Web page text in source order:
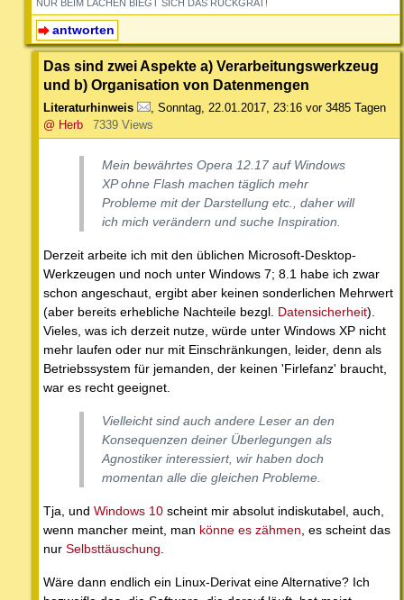
NUR BEIM LACHEN BIEGT SICH DAS RÜCKGRAT!
antworten
Das sind zwei Aspekte a) Verarbeitungswerkzeug
und b) Organisation von Datenmengen
Literaturhinweis Sonntag, 22.01.2017, 23:16 vor 3485 Tagen
@ Herb
7339 Views
Mein bewährtes Opera 12.17 auf Windows
XP ohne Flash machen täglich mehr
Probleme mit der Darstellung etc., daher will
ich mich verändern und suche Inspiration.
Derzeit arbeite ich mit den üblichen Microsoft-Desktop-
Werkzeugen und noch unter Windows 7; 8.1 habe ich zwar
schon angeschaut, ergibt aber keinen sonderlichen Mehrwert
(aber bereits erhebliche Nachteile bezgl. Datensicherheit).
Vieles, was ich derzeit nutze, würde unter Windows XP nicht
mehr laufen oder nur mit Einschränkungen, leider, denn als
Betriebssystem für jemanden, der keinen 'Firlefanz' braucht,
war es recht geeignet.
Vielleicht sind auch andere Leser an den
Konsequenzen deiner Überlegungen als
Agnostiker interessiert, wir haben doch
momentan alle die gleichen Probleme.
Tja, und Windows 10 scheint mir absolut indiskutabel, auch,
wenn mancher meint, man könne es zähmen , es scheint das
nur Selbsttäuschung
Wäre dann endlich ein Linux-Derivat eine Alternative? Ich